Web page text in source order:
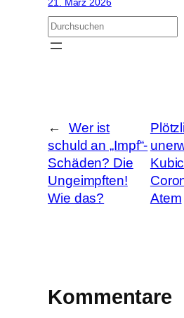
S
u
←
Wer ist
schuld an „Impf“-
Schäden? Die
Ungeimpften!
Wie das?
Atem
Kommentare